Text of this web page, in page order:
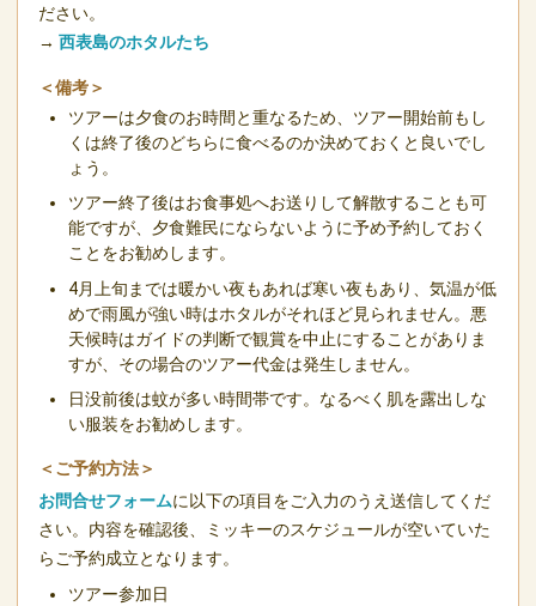
ださい。
→ 西表島のホタルたち
＜備考＞
ツアーは夕食のお時間と重なるため、ツアー開始前もし
くは終了後のどちらに食べるのか決めておくと良いでし
ょう。
ツアー終了後はお食事処へお送りして解散することも可
能ですが、夕食難民にならないように予め予約しておく
ことをお勧めします。
4月上旬までは暖かい夜もあれば寒い夜もあり、気温が低
めで雨風が強い時はホタルがそれほど見られません。悪
天候時はガイドの判断で観賞を中止にすることがありま
すが、その場合のツアー代金は発生しません。
日没前後は蚊が多い時間帯です。なるべく肌を露出しな
い服装をお勧めします。
＜ご予約方法＞
お問合せフォームに以下の項目をご入力のうえ送信してくだ
さい。内容を確認後、ミッキーのスケジュールが空いていた
らご予約成立となります。
ツアー参加日